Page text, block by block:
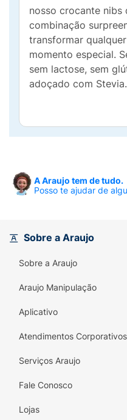
nosso crocante nibs
combinação
transformar
momento especial.
sem lactose, sem
adoçado com Stevia.
A Araujo tem de tudo.
Posso te ajudar de
Sobre a Araujo
Sobre a Araujo
Araujo Manipulação
Aplicativo
Atendimentos
Serviços Araujo
Fale Conosco
Lojas